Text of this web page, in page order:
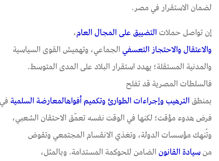
لضمان الاستقرار في مصر.
إن تواصل حملاتالتضييق على المجال العام،
والاعتقالوالاحتجازالتعسفيالجماعي، وتهميش القوى السياسية
والمدنية المستقلة؛ يهدد استقرار البلاد على المدى المتوسط.
فالسلطات المصرية قد تفلح
بمنطقالترهيبوإجراءاتالطوارئوتكميمأفواهالمعارضةالسلميةفي
فرض هدوء مؤقت؛ لكنها في الوقت نفسه تعمّق الاحتقان الشعبي،
وتُنهك مؤسسات الدولة، وتغذي الانقسام المجتمعي وتقوض
منسيادة القانونالضامن للحوكمة المستدامة. وبالمثل،